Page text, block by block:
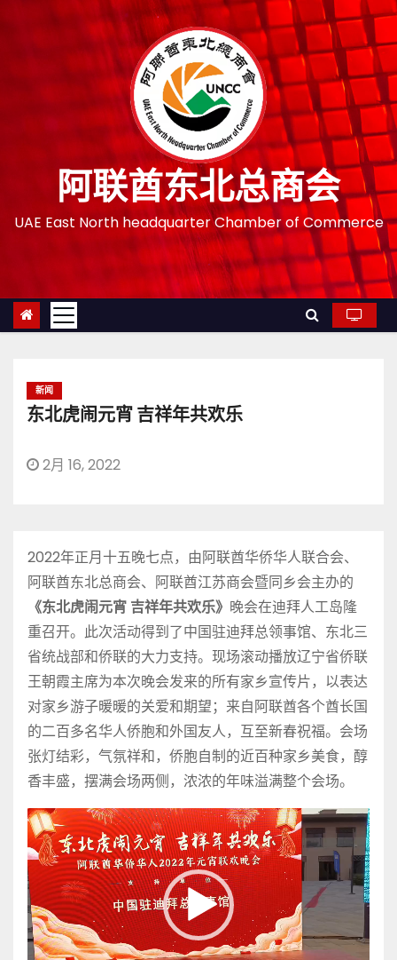
阿联酋东北总商会
UAE East North headquarter Chamber of Commerce
新闻
东北虎闹元宵 吉祥年共欢乐
2月 16, 2022
2022年正月十五晚七点，由阿联酋华侨华人联合会、
阿联酋东北总商会、阿联酋江苏商会暨同乡会主办的
《东北虎闹元宵 吉祥年共欢乐》 晚会在迪拜人工岛隆
重召开。此次活动得到了中国驻迪拜总领事馆、东北三
省统战部和侨联的大力支持。现场滚动播放辽宁省侨联
王朝霞主席为本次晚会发来的所有家乡宣传片，以表达
对家乡游子暖暖的关爱和期望；来自阿联酋各个酋长国
的二百多名华人侨胞和外国友人，互至新春祝福。会场
张灯结彩，气氛祥和，侨胞自制的近百种家乡美食，醇
香丰盛，摆满会场两侧，浓浓的年味溢满整个会场。
视
频
播
放
器